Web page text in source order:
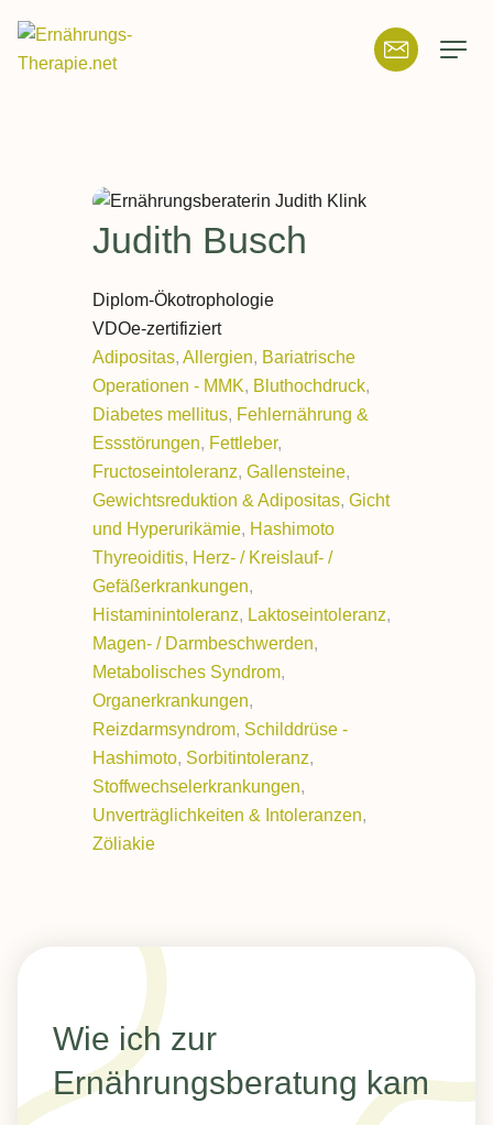
Suchen
Judith Busch
Diplom-Ökotrophologie
VDOe-zertifiziert
Adipositas, Allergien, Bariatrische
Operationen - MMK, Bluthochdruck,
Diabetes mellitus, Fehlernährung &
Essstörungen, Fettleber,
Fructoseintoleranz, Gallensteine,
Gewichtsreduktion & Adipositas, Gicht
und Hyperurikämie, Hashimoto
Thyreoiditis, Herz- / Kreislauf- /
Gefäßerkrankungen,
Histaminintoleranz, Laktoseintoleranz,
Magen- / Darmbeschwerden,
Metabolisches Syndrom,
Organerkrankungen,
Reizdarmsyndrom, Schilddrüse -
Hashimoto, Sorbitintoleranz,
Stoffwechselerkrankungen,
Unverträglichkeiten & Intoleranzen,
Zöliakie
Wie ich zur
Ernährungsberatung kam